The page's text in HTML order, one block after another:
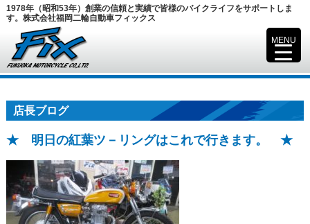
1978年（昭和53年）創業の信頼と実績で皆様のバイクライフをサポートしま
す。株式会社福岡二輪自動車フィックス
店長ブログ
★ 明日の紅葉ツ－リングはこれで行きます。 ★
MENU
▼